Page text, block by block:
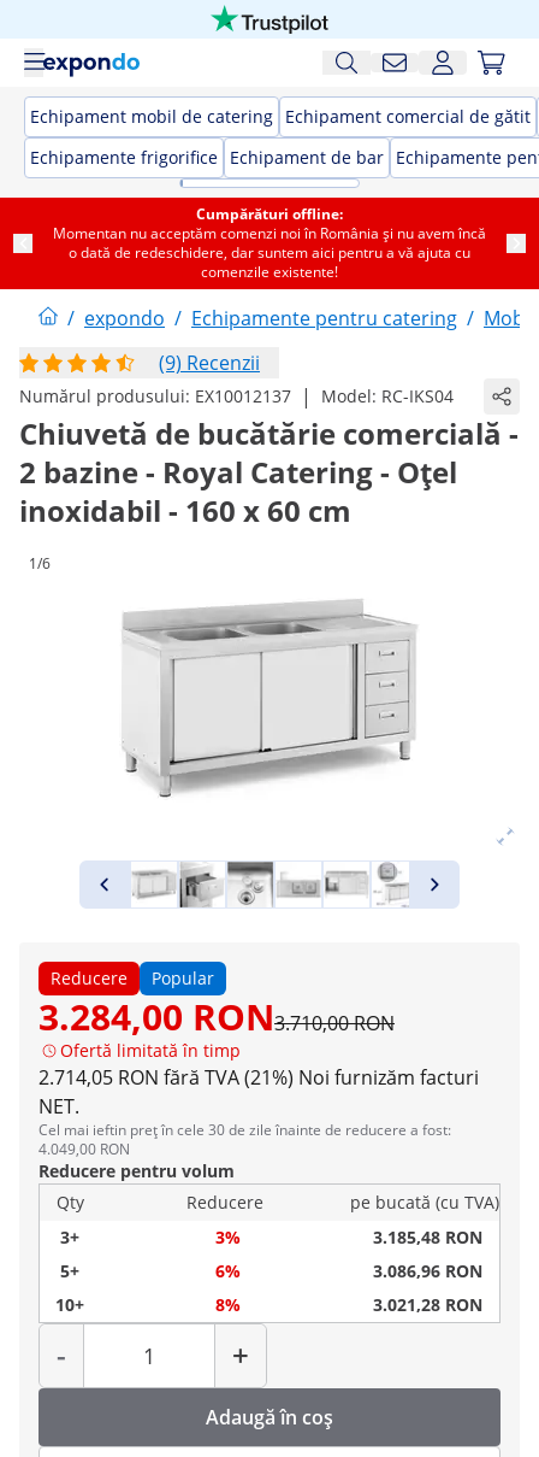
Echipament mobil de catering Echipament comercial de gătit
Echipamente frigorifice Echipament de bar Echipamente
Cumpărături offline:
Momentan nu acceptăm comenzi noi în România și nu avem încă
o dată de redeschidere, dar suntem aici pentru a vă ajuta cu
comenzile existente!
/ expondo / Echipamente pentru catering /
(9) Recenzii
Numărul produsului: EX10012137 | Model: RC-IKS04
Chiuvetă de bucătărie comercială -
2 bazine - Royal Catering - Oțel
inoxidabil - 160 x 60 cm
1/6
Reducere Popular
3.284,00 RON3.710,00 RON
Ofertă limitată în timp
2.714,05 RON fără TVA (21%) Noi furnizăm facturi
NET.
Cel mai ieftin preț în cele 30 de zile înainte de reducere a fost:
4.049,00 RON
Reducere pentru volum
Qty
Reducere
pe bucată (cu TVA)
3+
3%
3.185,48 RON
5+
6%
3.086,96 RON
10+
8% 3.021,28 RON
-
Cantitate
+
Adaugă în coș